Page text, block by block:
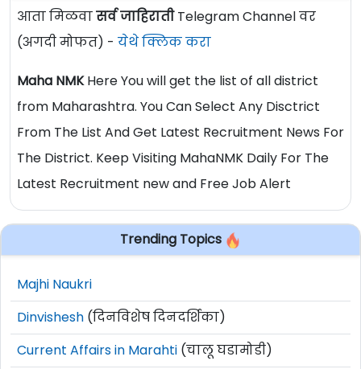
आता मिळवासर्व जाहिरातीTelegram Channel वर
(अगदी मोफत) - येथे क्लिक करा
Maha NMKHere You will get the list of all district
from Maharashtra. You Can Select Any Disctrict
From The List And Get Latest Recruitment News For
The District. Keep Visiting MahaNMK Daily For The
Latest Recruitment new and Free Job Alert
Trending Topics
Majhi Naukri
Dinvishesh (दिनविशेष दिनदर्शिका)
Current Affairs in Marahti (चालू घडामोडी)